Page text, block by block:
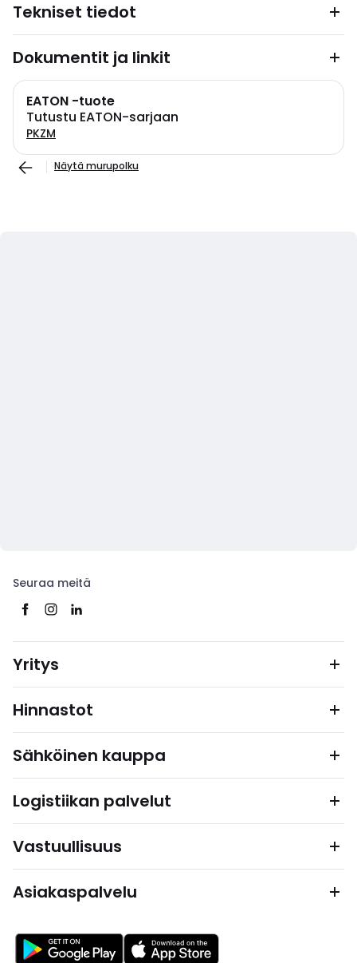
Tekniset tiedot
Dokumentit ja linkit
EATON -tuote
Tutustu EATON-sarjaan
PKZM
Näytä murupolku
Seuraa meitä
Yritys
Hinnastot
Sähköinen kauppa
Logistiikan palvelut
Vastuullisuus
Asiakaspalvelu